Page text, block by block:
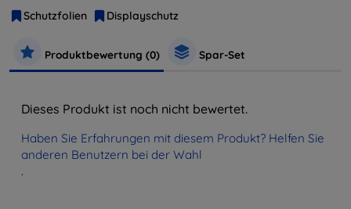
Schutzfolien
Displayschutz
Produktbewertung (0) Spar-Set
Dieses Produkt ist noch nicht bewertet.
Haben Sie Erfahrungen mit diesem Produkt? Helfen Sie
anderen Benutzern bei der Wahl
.